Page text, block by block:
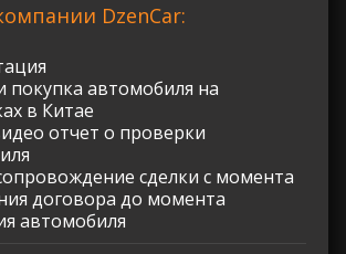
DzenCar:
покупка автомобиля на
в Китае
отчет о проверки
сделки с момента
договора до момента
автомобиля